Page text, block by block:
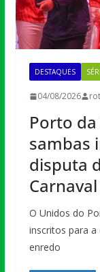
DESTAQUES
04/08/2026
Porto
sambas
disputa
O Unidos do
inscritos para
enredo